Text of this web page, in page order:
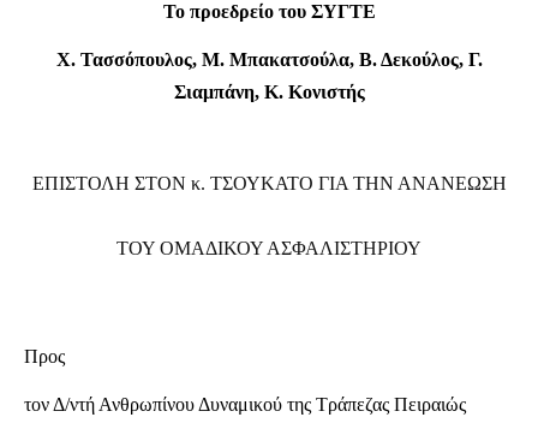
Το προεδρείο του ΣΥΓΤΕ
Χ. Τασσόπουλος, Μ. Μπακατσούλα, Β. Δεκούλος, Γ.
Σιαμπάνη, Κ. Κονιστής
ΕΠΙΣΤΟΛΗ ΣΤΟΝ κ. ΤΣΟΥΚΑΤΟ ΓΙΑ ΤΗΝ ΑΝΑΝΕΩΣΗ
ΤΟΥ ΟΜΑΔΙΚΟΥ ΑΣΦΑΛΙΣΤΗΡΙΟΥ
Προς
τον Δ/ντή Ανθρωπίνου Δυναμικού της Τράπεζας Πειραιώς